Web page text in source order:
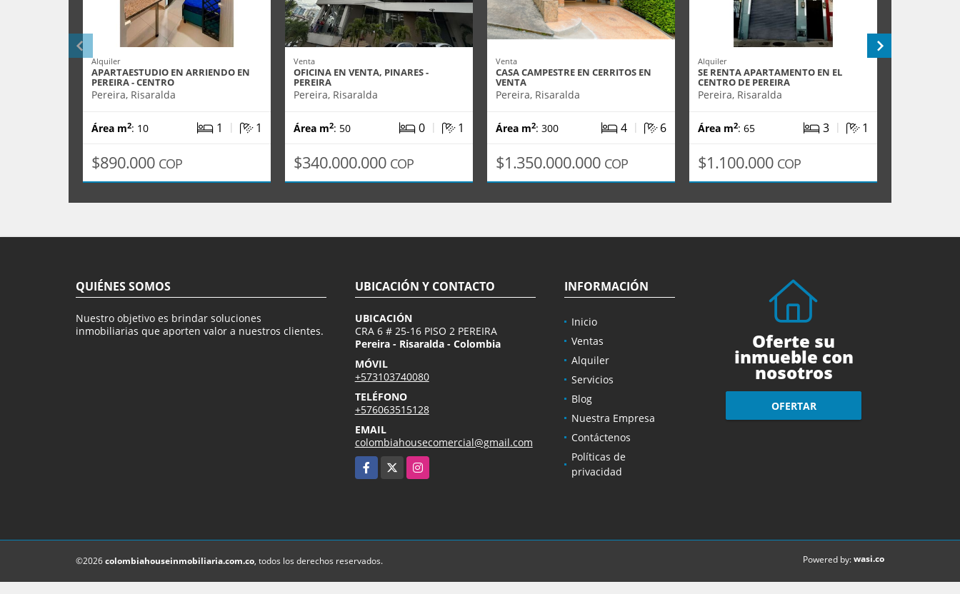
Alquiler
APARTAESTUDIO EN ARRIENDO EN
PEREIRA - CENTRO
Pereira, Risaralda
Área m2: 10 1 | 1
$890.000 COP
Venta
OFICINA EN VENTA, PINARES -
PEREIRA
Pereira, Risaralda
Área m2: 50 0 | 1
$340.000.000 COP
Venta
CASA CAMPESTRE EN CERRITOS EN
VENTA
Pereira, Risaralda
Área m2: 300 4 | 6
$1.350.000.000 COP
Alquiler
SE RENTA APARTAMENTO EN EL
CENTRO DE PEREIRA
Pereira, Risaralda
Área m2: 65 3 | 1
$1.100.000 COP
QUIÉNES SOMOS
Nuestro objetivo es brindar soluciones
inmobiliarias que aporten valor a nuestros clientes.
UBICACIÓN Y CONTACTO
UBICACIÓN
CRA 6 # 25-16 PISO 2 PEREIRA
Pereira - Risaralda - Colombia
MÓVIL
+573103740080
TELÉFONO
+576063515128
EMAIL
colombiahousecomercial@gmail.com
Facebook
Instagram
INFORMACIÓN
Inicio
Ventas
Alquiler
Servicios
Blog
Nuestra Empresa
Contáctenos
Políticas de
privacidad
Oferte su
inmueble con
nosotros
OFERTAR
©2026colombiahouseinmobiliaria.com.co, todos los derechos reservados. Powered by:wasi.co